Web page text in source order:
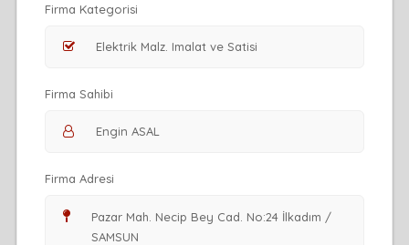
Firma Kategorisi
Firma Sahibi
Firma Adresi